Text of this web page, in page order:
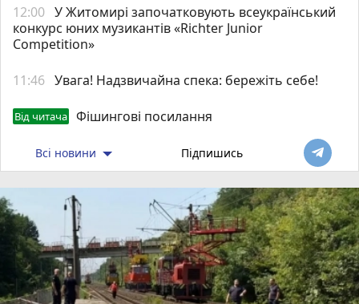
12:00 У Житомирі започатковують всеукраїнський
конкурс юних музикантів «Richter Junior
Competition»
11:46 Увага! Надзвичайна спека: бережіть себе!
Від читача Фішингові посилання
Всі новини Підпишись